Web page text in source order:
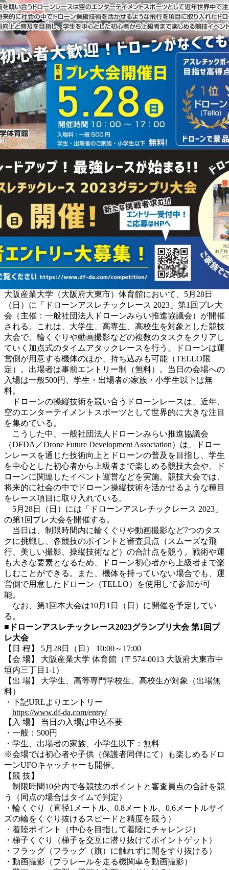
大阪産業大学（大阪府大東市）体育館において、5月28日
（日）に「ドローンアスレチックレース 2023」第1回プレ大
会（主催：一般社団法人ドローンみらい推進協議会）が開催
される。これは、大学生、高専生、高校生を対象とした競技
大会で、輪くぐりや動画撮影などの複数のタスクをクリアし
ていく加点式のタイムアタックレースを行う。ドローンは運
営側が用意する機体のほか、持ち込みも可能（TELLO限
定）。出場者は事前エントリー制（無料）。当日の会場への
入場は一般500円、学生・出場者の家族・小学生以下は無
料。
ドローンの操縦技術を競い合うドローンレースは、近年、
空のエンターテイメントスポーツとして世界的に大きな注目
を集めている。
こうした中、一般社団法人ドローンみらい推進協議会
（DFDA／Drone Future Development Association）は、ドロー
ンレースを通じた技術向上とドローンの普及を目指し、学生
を中心とした初心者から上級者まで楽しめる競技大会や、ド
ローンに関連したイベント運営などを実施。競技大会では、
将来的に社会の中でドローン操縦技術を活かせるような種目
をレース項目に取り入れている。
5月28日（日）には「ドローンアスレチックレース 2023」
の第1回プレ大会を開催する。
当日は、制限時間内に輪くぐりや動画撮影など7つのタス
クに挑戦し、各競技のポイントと審査員点（スムーズな飛
行、美しい撮影、操縦技術など）の合計点を競う。戦術や運
も大きな要素となるため、ドローン初心者から上級者まで楽
しむことができる。また、機体を持っていない場合でも、運
営側で用意したドローン（TELLO）を使用して参加が可
能。
なお、第1回本大会は10月1日（日）に開催を予定してい
る。
■ ドローンアスレチックレース2023グランプリ大会 第1 回プ
レ大会
【日 程】 5月28日（日） 10:00～17:00
【会 場】 大阪産業大学 体育館（〒574-0013 大阪府大東市中
垣内三丁目1-1）
【出 場】 大学生、高等専門学校生、高校生が対象（出場無
料）
・下記URLよりエントリー
https://www.df-da.com/entry/
【入 場】 当日の入場は申込不要
・一般：500円
・学生、出場者の家族、小学生以下：無料
※会場では初心者や子供（保護者同伴にて）も楽しめるドロ
ーンUFOキャッチャーも開催。
【競 技】
制限時間10分内で各競技のポイントと審査員点の合計を競
う（同点の場合はタイムで判定）
・輪くぐり（直径1メートル、0.8メートル、0.6メートルサイ
ズの輪をくぐり抜けるスピードと精度を競う）
・着陸ポイント（中心を目指して着陸にチャレンジ）
・梯子くぐり（梯子を交互に潜り抜けてポイントゲット）
・フラッグ（フラッグ（旗）に触れずに間をすり抜ける）
・動画撮影（プラレールを走る機関車を動画撮影）